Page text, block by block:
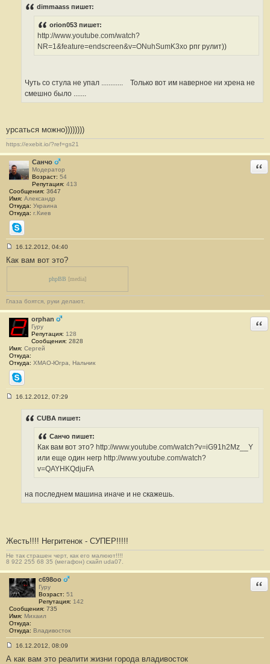
dimmaass пишет:
orion053 пишет:
http://www.youtube.com/watch?
NR=1&feature=endscreen&v=ONuhSumK3xo рпг рулит))
Чуть со стула не упал ............
Только вот им наверное ни хрена не
смешно было .......
урсаться можно))))))))
https://exebit.io/?ref=gs21
Санчо
Модератор
Возраст: 54
Репутация: 413
Сообщения: 3647
Имя: Александр
Откуда: Украина
Откуда: г.Киев
Skype
о
о
н
и
е
#
3
5
16.12.2012, 04:40
Как вам вот это?
phpBB [media]
Глаза боятся, руки делают.
orphan
Гуру
Репутация: 128
Сообщения: 2828
Имя: Сергей
Откуда:
Откуда: ХМАО-Югра, Нальчик
Skype
16.12.2012, 07:29
CUBA пишет:
Санчо пишет:
Как вам вот это? http://www.youtube.com/watch?v=iG91h2Mz__Y
или еще один негр http://www.youtube.com/watch?
v=QAYHKQdjuFA
на последнем машина иначе и не скажешь.
Жесть!!!! Негритенок - СУПЕР!!!!!
Не так страшен черт, как его малюют!!!!
8 922 255 68 35 (мегафон) скайп uda07.
c698oo
Гуру
Возраст: 51
Репутация: 142
Сообщения: 735
Имя: Михаил
Откуда:
Откуда: Владивосток
о
16.12.2012, 08:09
А как вам это реалити жизни города владивосток